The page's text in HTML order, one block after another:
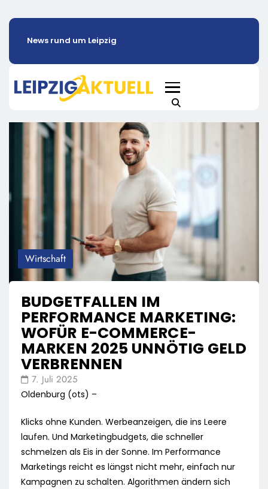
News rund um Leipzig
Wirtschaft
BUDGETFALLEN IM
PERFORMANCE MARKETING:
WOFÜR E-COMMERCE-
MARKEN 2025 UNNÖTIG GELD
VERBRENNEN
7. Juli 2025
Oldenburg (ots) –
Klicks ohne Kunden. Werbeanzeigen, die ins Leere
laufen. Und Marketingbudgets, die schneller
schmelzen als Eis in der Sonne. Im Performance
Marketings reicht es längst nicht mehr, einfach nur
Kampagnen zu schalten. Algorithmen ändern sich